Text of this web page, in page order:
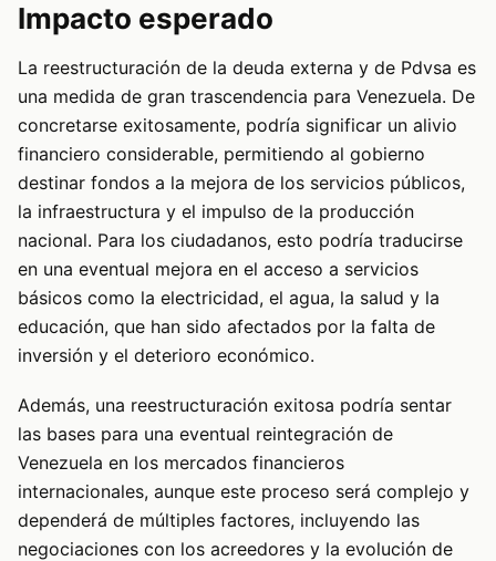
Impacto esperado
La reestructuración de la deuda externa y de Pdvsa es
una medida de gran trascendencia para Venezuela. De
concretarse exitosamente, podría significar un alivio
financiero considerable, permitiendo al gobierno
destinar fondos a la mejora de los servicios públicos,
la infraestructura y el impulso de la producción
nacional. Para los ciudadanos, esto podría traducirse
en una eventual mejora en el acceso a servicios
básicos como la electricidad, el agua, la salud y la
educación, que han sido afectados por la falta de
inversión y el deterioro económico.
Además, una reestructuración exitosa podría sentar
las bases para una eventual reintegración de
Venezuela en los mercados financieros
internacionales, aunque este proceso será complejo y
dependerá de múltiples factores, incluyendo las
negociaciones con los acreedores y la evolución de